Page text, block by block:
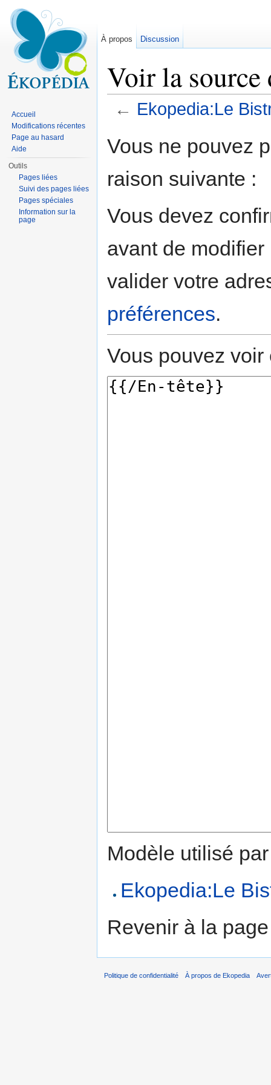
Voir la
← Ekopedia:Le
Vous ne pouvez
raison suivante :
Vous devez
avant de
valider votre
préférences.
Vous pouvez
Modèle utilisé
Ekopedia:Le
Revenir à la
À propos Discussion
Accueil
Modifications récentes
Page au hasard
Aide
Outils
Pages liées
Suivi des pages liées
Pages spéciales
Information sur la
page
Politique de confidentialité À propos de Ekopedia